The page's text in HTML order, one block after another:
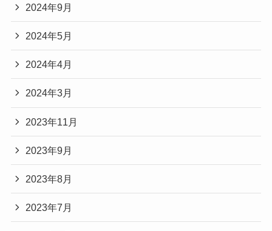
2024年9月
2024年5月
2024年4月
2024年3月
2023年11月
2023年9月
2023年8月
2023年7月